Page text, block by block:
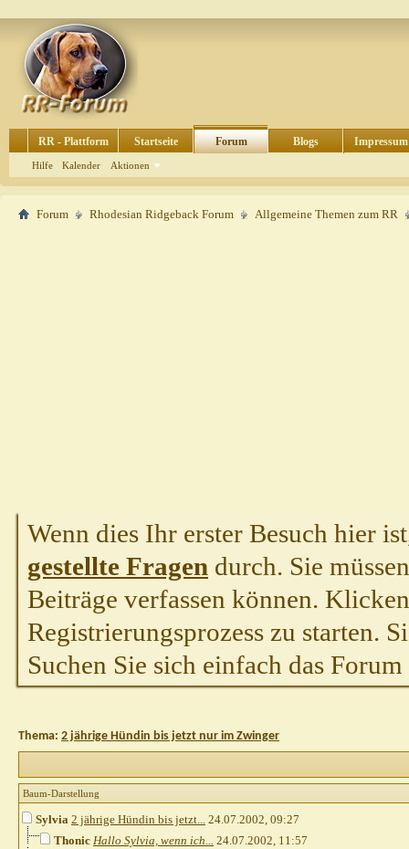
RR - Plattform Startseite Forum
Hilfe Kalender Aktionen
Blogs Impressum
Forum Rhodesian Ridgeback Forum Allgemeine Themen zum RR
Wenn dies Ihr erster Besuch hier
gestellte Fragen durch. Sie
Beiträge verfassen können.
Registrierungsprozess zu starten.
Suchen Sie sich einfach das
Thema: 2 jährige Hündin bis jetzt nur im Zwinger
Baum-Darstellung
Sylvia 2 jährige Hündin bis jetzt... 24.07.2002, 09:27
Thonic Hallo Sylvia, wenn ich... 24.07.2002, 11:57